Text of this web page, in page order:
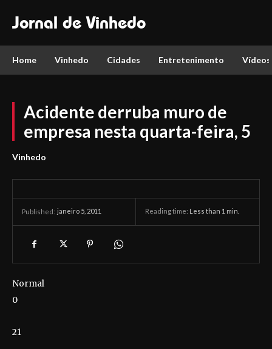
Jornal de Vinhedo
Home Vinhedo Cidades Entretenimento Vídeos
Acidente derruba muro de
empresa nesta quarta-feira, 5
Vinhedo
Published: janeiro 5, 2011 Reading time: Less than 1 min.
Normal
0
21